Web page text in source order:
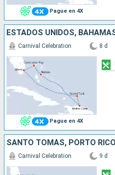
Pague en 4X
Pague en 4X
Carnival Celebration 8 d
Carnival Celebration 9 d